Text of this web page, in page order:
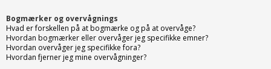
Bogmærker og overvågnings
Hvad er forskellen på at bogmærke og på at overvåge?
Hvordan bogmærker eller overvåger jeg specifikke emner?
Hvordan overvåger jeg specifikke fora?
Hvordan fjerner jeg mine overvågninger?